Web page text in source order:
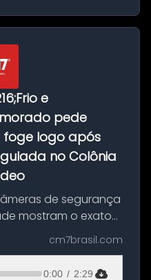
e
pede
logo após
no Colônia
de segurança
mostram o exato
suspeito da
28 anos. O crime
d...
cm7brasil.com
0:00 / 2:29